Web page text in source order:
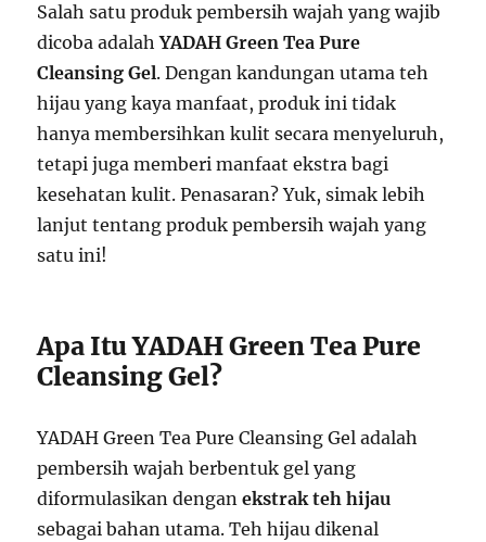
Salah satu produk pembersih wajah yang wajib
dicoba adalahYADAH Green Tea Pure
Cleansing Gel. Dengan kandungan utama teh
hijau yang kaya manfaat, produk ini tidak
hanya membersihkan kulit secara menyeluruh,
tetapi juga memberi manfaat ekstra bagi
kesehatan kulit. Penasaran? Yuk, simak lebih
lanjut tentang produk pembersih wajah yang
satu ini!
Apa Itu YADAH Green Tea Pure
Cleansing Gel?
YADAH Green Tea Pure Cleansing Gel adalah
pembersih wajah berbentuk gel yang
diformulasikan denganekstrak teh hijau
sebagai bahan utama. Teh hijau dikenal